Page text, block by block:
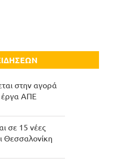
στην αγορά
έργα ΑΠΕ
σε 15 νέες
Θεσσαλονίκη